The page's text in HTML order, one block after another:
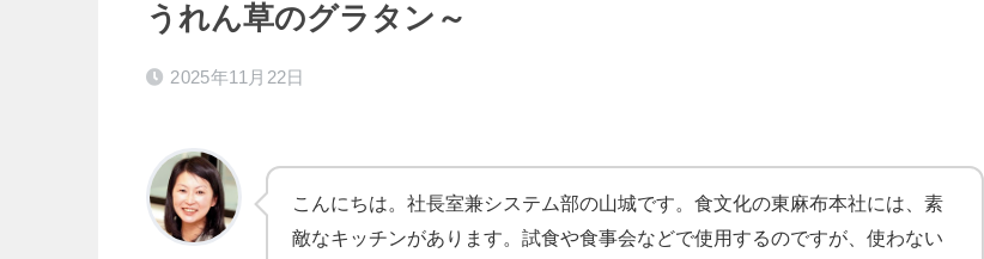
うれん草のグラタン～
2025年11月22日
こんにちは。社長室兼システム部の山城です。食文化の東麻布本社には、素
敵なキッチンがあります。試食や食事会などで使用するのですが、使わない